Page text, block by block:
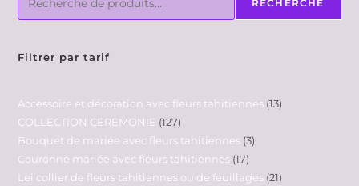
RECHERCHE
Filtrer par tarif
Accessoire et décoration avec fleurs tahitiennes 13
COLLECTION CEREMONIE 127
Bouquet de mariée avec fleurs tahitiennes 3
Couronne mariée avec fleurs tahitiennes 17
Lei collier de fleurs tahitiennes ou de feuillages 21